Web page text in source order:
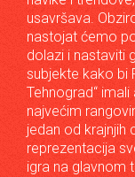
usavršava.
nastojat ćemo
dolazi i nastaviti
subjekte kako bi
Tehnograd“
najvećim
jedan od krajnjih
reprezentacija
igra na glavnom